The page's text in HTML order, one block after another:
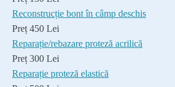
Reconstrucție bont în câmp deschis
Preț 450 Lei
Reparație/rebazare proteză acrilică
Preț 300 Lei
Reparație proteză elastică